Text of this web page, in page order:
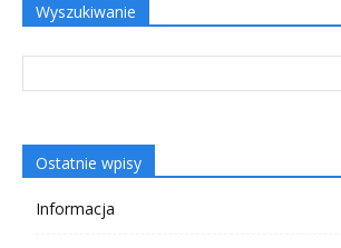
Wyszukiwanie
Ostatnie wpisy
Informacja